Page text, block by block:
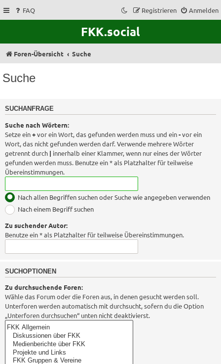
FAQ Anmelden
Registrieren
FKK.social
Foren-Übersicht Suche
Suche
SUCHANFRAGE
Suche nach Wörtern:
Setze ein+vor ein Wort, das gefunden werden muss und ein-vor ein
Wort, das nicht gefunden werden darf. Verwende mehrere Wörter
getrennt durch | innerhalb einer Klammer, wenn nur eines der Wörter
gefunden werden muss. Benutze ein * als Platzhalter für teilweise
Übereinstimmungen.
Nach allen Begriffen suchen oder Suche wie angegeben verwenden
Nach einem Begriff suchen
Zu suchender Autor:
Benutze ein * als Platzhalter für teilweise Übereinstimmungen.
SUCHOPTIONEN
Zu durchsuchende Foren:
Wähle das Forum oder die Foren aus, in denen gesucht werden soll.
Unterforen werden automatisch mit durchsucht, sofern du die Option
„Unterforen durchsuchen“ unten nicht deaktivierst.